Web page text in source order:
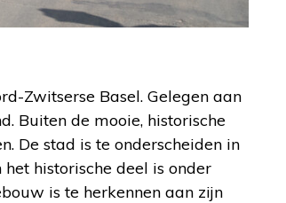
Zwitserse Basel. Gelegen aan
Buiten de mooie, historische
De stad is te onderscheiden in
historische deel is onder
is te herkennen aan zijn